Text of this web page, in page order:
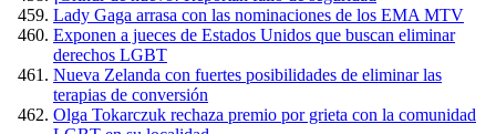
Lady Gaga arrasa con las nominaciones de los EMA MTV
Exponen a jueces de Estados Unidos que buscan eliminar
derechos LGBT
Nueva Zelanda con fuertes posibilidades de eliminar las
terapias de conversión
Olga Tokarczuk rechaza premio por grieta con la comunidad